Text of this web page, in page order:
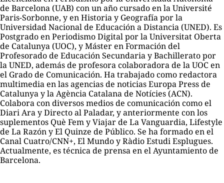
de Barcelona (UAB) con un año cursado en la Université
Paris-Sorbonne, y en Historia y Geografía por la
Universidad Nacional de Educación a Distancia (UNED). Es
Postgrado en Periodismo Digital por la Universitat Oberta
de Catalunya (UOC), y Máster en Formación del
Profesorado de Educación Secundaria y Bachillerato por
la UNED, además de profesora colaboradora de la UOC en
el Grado de Comunicación. Ha trabajado como redactora
multimedia en las agencias de noticias Europa Press de
Catalunya y la Agència Catalana de Notícies (ACN).
Colabora con diversos medios de comunicación como el
Diari Ara y Directo al Paladar, y anteriormente con los
suplementos Què Fem y Viajar de La Vanguardia, Lifestyle
de La Razón y El Quinze de Público. Se ha formado en el
Canal Cuatro/CNN+, El Mundo y Ràdio Estudi Esplugues.
Actualmente, es técnica de prensa en el Ayuntamiento de
Barcelona.